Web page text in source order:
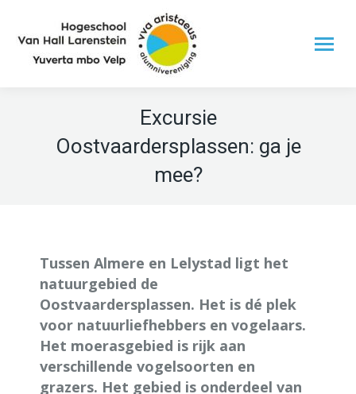
Excursie
Oostvaardersplassen: ga je
mee?
Tussen Almere en Lelystad ligt het
natuurgebied de
Oostvaardersplassen. Het is dé plek
voor natuurliefhebbers en vogelaars.
Het moerasgebied is rijk aan
verschillende vogelsoorten en
grazers. Het gebied is onderdeel van